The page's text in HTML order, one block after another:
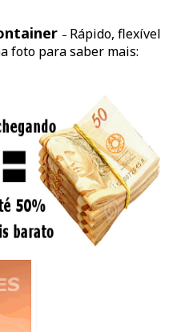
– Rápido, flexível
foto para saber mais: